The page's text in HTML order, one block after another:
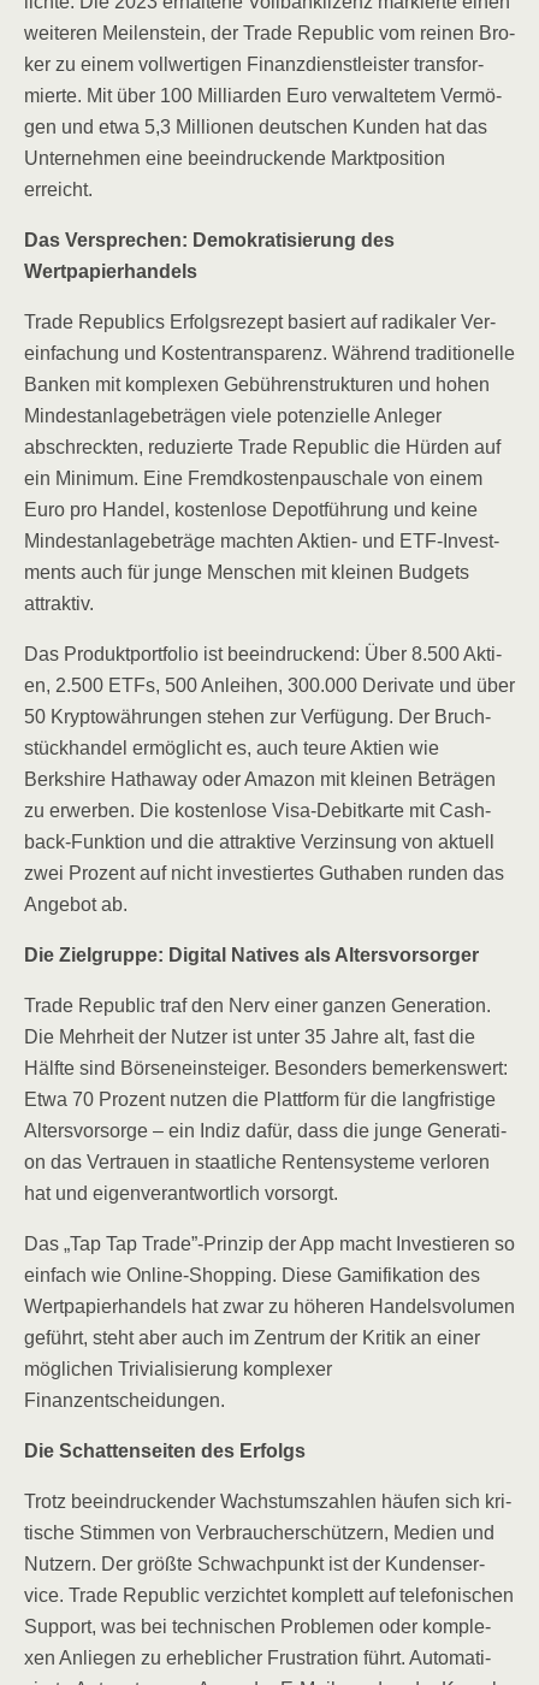
wei­te­ren Mei­len­stein, der Trade Repu­blic vom rei­nen Bro­
ker zu einem voll­wer­ti­gen Finanz­dienst­leis­ter trans­for­
mier­te. Mit über 100 Mil­li­ar­den Euro ver­wal­te­tem Ver­mö­
gen und etwa 5,3 Mil­lio­nen deut­schen Kun­den hat das
Unter­neh­men eine beein­dru­cken­de Markt­po­si­ti­on
erreicht.
Das Ver­spre­chen: Demo­kra­ti­sie­rung des
Wertpapierhandels
Trade Repu­blics Erfolgs­re­zept basiert auf radi­ka­ler Ver­
ein­fa­chung und Kos­ten­trans­pa­renz. Wäh­rend tra­di­tio­nel­le
Ban­ken mit kom­ple­xen Gebüh­ren­struk­tu­ren und hohen
Min­dest­an­la­ge­be­trä­gen vie­le poten­zi­el­le Anle­ger
abschreck­ten, redu­zier­te Trade Repu­blic die Hür­den auf
ein Mini­mum. Eine Fremd­kos­ten­pau­scha­le von einem
Euro pro Han­del, kos­ten­lo­se Depot­füh­rung und kei­ne
Min­dest­an­la­ge­be­trä­ge mach­ten Akti­en- und ETF-Invest­
ments auch für jun­ge Men­schen mit klei­nen Bud­gets
attraktiv.
Das Pro­dukt­port­fo­lio ist beein­dru­ckend: Über 8.500 Akti­
en, 2.500 ETFs, 500 Anlei­hen, 300.000 Deri­va­te und über
50 Kryp­to­wäh­run­gen ste­hen zur Ver­fü­gung. Der Bruch­
stück­han­del ermög­licht es, auch teu­re Akti­en wie
Berkshire Hat­ha­way oder Ama­zon mit klei­nen Beträ­gen
zu erwer­ben. Die kos­ten­lo­se Visa-Debit­kar­te mit Cash­
back-Funk­ti­on und die attrak­ti­ve Ver­zin­sung von aktu­ell
zwei Pro­zent auf nicht inves­tier­tes Gut­ha­ben run­den das
Ange­bot ab.
Die Ziel­grup­pe: Digi­tal Nati­ves als Altersvorsorger
Trade Repu­blic traf den Nerv einer gan­zen Gene­ra­ti­on.
Die Mehr­heit der Nut­zer ist unter 35 Jah­re alt, fast die
Hälf­te sind Bör­sen­ein­stei­ger. Beson­ders bemer­kens­wert:
Etwa 70 Pro­zent nut­zen die Platt­form für die lang­fris­ti­ge
Alters­vor­sor­ge – ein Indiz dafür, dass die jun­ge Gene­ra­ti­
on das Ver­trau­en in staat­li­che Ren­ten­sys­te­me ver­lo­ren
hat und eigen­ver­ant­wort­lich vorsorgt.
Das „Tap Tap Trade”-Prinzip der App macht Inves­tie­ren so
ein­fach wie Online-Shop­ping. Die­se Gami­fi­ka­ti­on des
Wert­pa­pier­han­dels hat zwar zu höhe­ren Han­dels­vo­lu­men
geführt, steht aber auch im Zen­trum der Kri­tik an einer
mög­li­chen Tri­via­li­sie­rung kom­ple­xer
Finanzentscheidungen.
Die Schat­ten­sei­ten des Erfolgs
Trotz beein­dru­cken­der Wachs­tums­zah­len häu­fen sich kri­
ti­sche Stim­men von Ver­brau­cher­schüt­zern, Medi­en und
Nut­zern. Der größ­te Schwach­punkt ist der Kun­den­ser­
vice. Trade Repu­blic ver­zich­tet kom­plett auf tele­fo­ni­schen
Sup­port, was bei tech­ni­schen Pro­ble­men oder kom­ple­
xen Anlie­gen zu erheb­li­cher Frus­tra­ti­on führt. Auto­ma­ti­